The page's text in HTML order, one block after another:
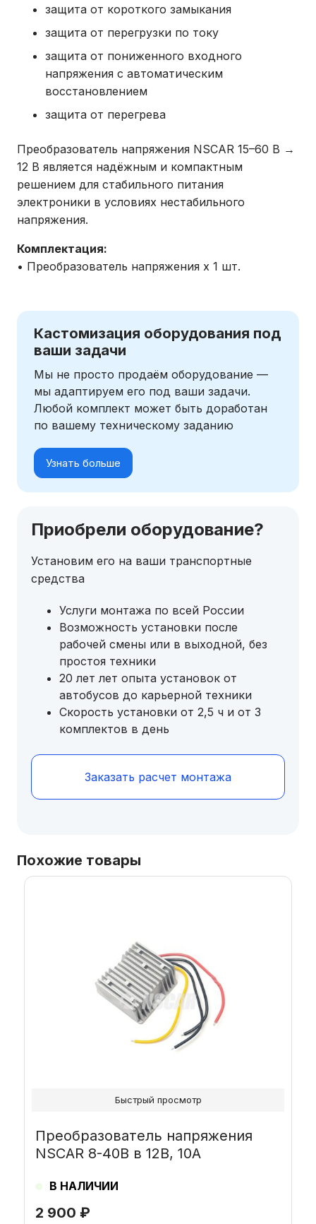
защита от короткого замыкания
защита от перегрузки по току
защита от пониженного входного
напряжения с автоматическим
восстановлением
защита от перегрева
Преобразователь напряжения NSCAR 15–60 В →
12 В является надёжным и компактным
решением для стабильного питания
электроники в условиях нестабильного
напряжения.
Комплектация:
• Преобразователь напряжения х 1 шт.
Кастомизация оборудования под
ваши задачи
Мы не просто продаём оборудование —
мы адаптируем его под ваши задачи.
Любой комплект может быть доработан
по вашему техническому заданию
Узнать больше
Приобрели оборудование?
Установим его на ваши транспортные
средства
Услуги монтажа по всей России
Возможность установки после
рабочей смены или в выходной, без
простоя техники
20 лет лет опыта установок от
автобусов до карьерной техники
Скорость установки от 2,5 ч и от 3
комплектов в день
Заказать расчет монтажа
Похожие товары
2 900 ₽
Преобразователь напряжения
NSCAR 8-40В в 12В, 10А
В НАЛИЧИИ
Быстрый просмотр